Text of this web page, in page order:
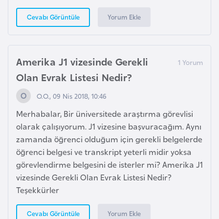
Cevabı Görüntüle Yorum Ekle
Amerika J1 vizesinde Gerekli
Olan Evrak Listesi Nedir?
O.O., 09 Nis 2018, 10:46
Merhabalar, Bir üniversitede araştırma görevlisi
olarak çalışıyorum. J1 vizesine başvuracağım. Aynı
zamanda öğrenci olduğum için gerekli belgelerde
öğrenci belgesi ve transkript yeterli midir yoksa
görevlendirme belgesini de isterler mi? Amerika J1
vizesinde Gerekli Olan Evrak Listesi Nedir?
Teşekkürler
Cevabı Görüntüle Yorum Ekle
e
n
i
n
B
o
s
n
a
H
e
r
s